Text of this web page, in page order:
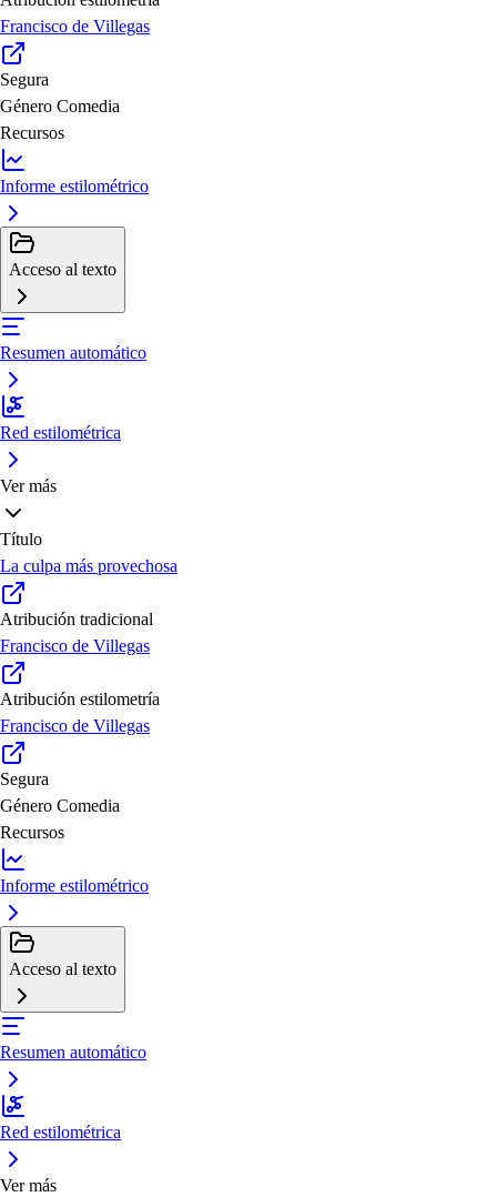
Francisco de Villegas
Segura
Género Comedia
Recursos
Informe estilométrico
Acceso al texto
Resumen automático
Red estilométrica
Ver más
Título
La culpa más provechosa
Atribución tradicional
Francisco de Villegas
Atribución estilometría
Francisco de Villegas
Segura
Género Comedia
Recursos
Informe estilométrico
Acceso al texto
Resumen automático
Red estilométrica
Ver más